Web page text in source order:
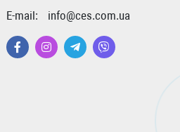
E-mail: info@ces.com.ua